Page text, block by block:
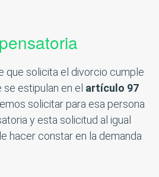
que solicita el divorcio cumple
estipulan en el artículo 97
solicitar para esa persona
y esta solicitud al igual
hacer constar en la demanda